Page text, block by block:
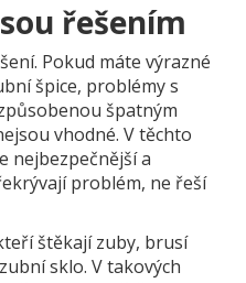
řešením
Pokud máte výrazné
špice, problémy s
špatným
vhodné. V těchto
nejbezpečnější a
problém, ne řeší
štěkají zuby, brusí
sklo. V takových